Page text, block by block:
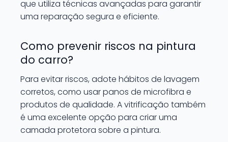
que utiliza técnicas avançadas para garantir
uma reparação segura e eficiente.
Como prevenir riscos na pintura
do carro?
Para evitar riscos, adote hábitos de lavagem
corretos, como usar panos de microfibra e
produtos de qualidade. A vitrificação também
é uma excelente opção para criar uma
camada protetora sobre a pintura.